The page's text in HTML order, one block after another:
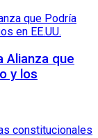
Alianza que
y los